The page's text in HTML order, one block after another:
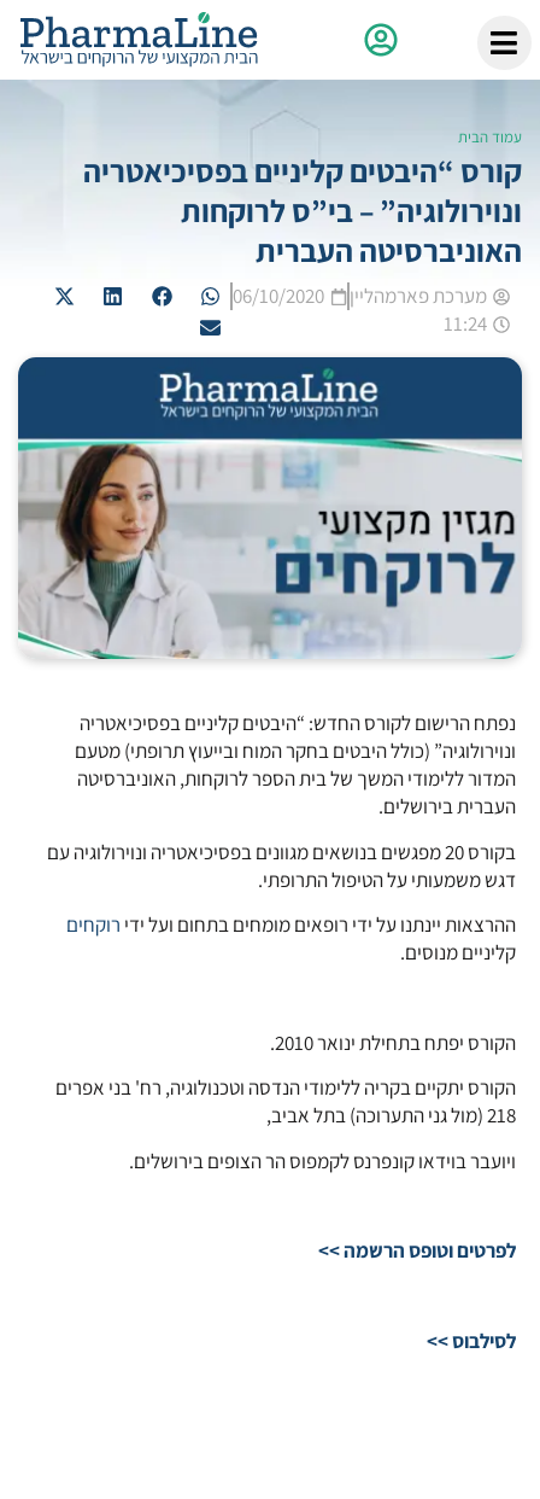
עמוד הבית
קורס “היבטים קליניים בפסיכיאטריה
ונוירולוגיה” – בי”ס לרוקחות
האוניברסיטה העברית
מערכת פארמהליין
06/10/2020
11:24
נפתח הרישום לקורס החדש: “היבטים קליניים בפסיכיאטריה
ונוירולוגיה” (כולל היבטים בחקר המוח ובייעוץ תרופתי) מטעם
המדור ללימודי המשך של בית הספר לרוקחות, האוניברסיטה
העברית בירושלים.
בקורס 20 מפגשים בנושאים מגוונים בפסיכיאטריה ונוירולוגיה עם
דגש משמעותי על הטיפול התרופתי.
ההרצאות יינתנו על ידי רופאים מומחים בתחום ועל ידי רוקחים
קליניים מנוסים.
הקורס יפתח בתחילת ינואר 2010.
הקורס יתקיים בקריה ללימודי הנדסה וטכנולוגיה, רח' בני אפרים
218 (מול גני התערוכה) בתל אביב,
ויועבר בוידאו קונפרנס לקמפוס הר הצופים בירושלים.
לפרטים וטופס הרשמה >>
לסילבוס >>